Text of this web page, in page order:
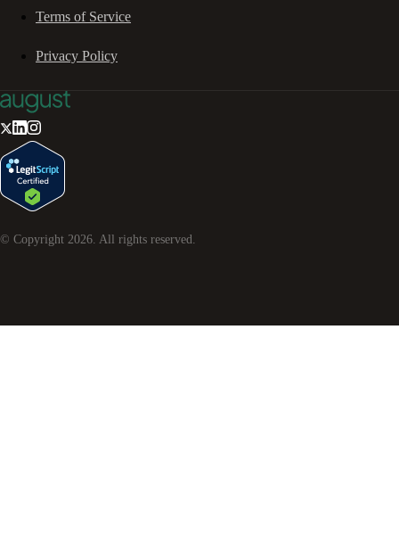
Terms of Service
Privacy Policy
© Copyright 2026 . All rights reserved.